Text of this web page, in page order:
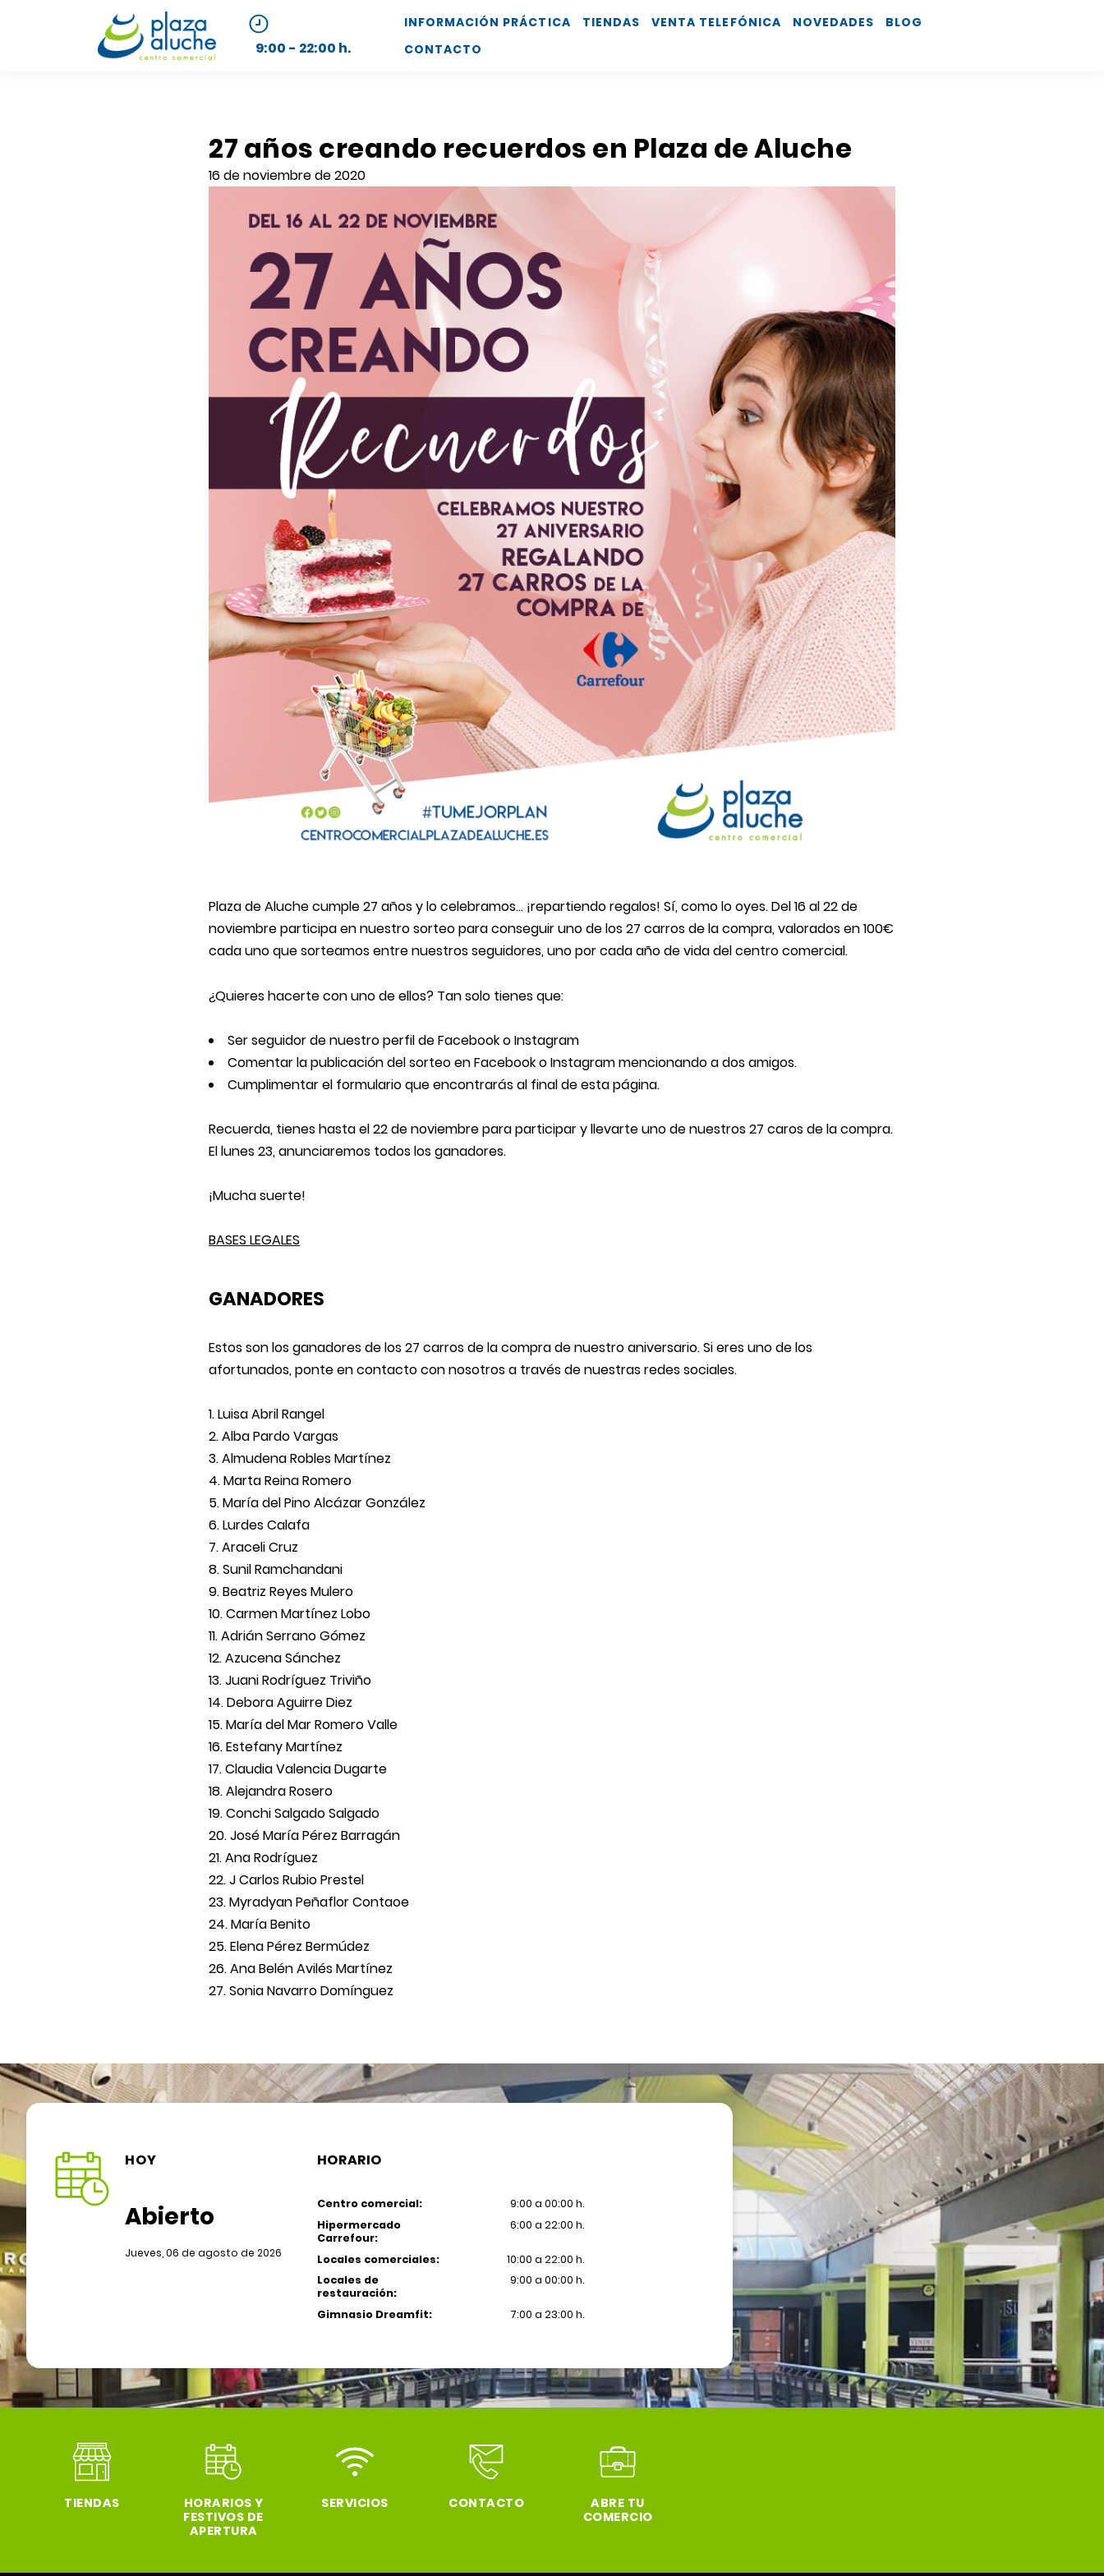
9:00 - 22:00 h.
INFORMACIÓN PRÁCTICA TIENDAS VENTA TELEFÓNICA NOVEDADES
BLOG
CONTACTO
27 años creando recuerdos en Plaza de Aluche
16 de noviembre de 2020
Plaza de Aluche cumple 27 años y lo celebramos… ¡repartiendo regalos! Sí, como lo oyes. Del 16 al 22 de
noviembre participa en nuestro sorteo para conseguir uno de los 27 carros de la compra, valorados en 100€
cada uno que sorteamos entre nuestros seguidores, uno por cada año de vida del centro comercial.
¿Quieres hacerte con uno de ellos? Tan solo tienes que:
Ser seguidor de nuestro perfil deFacebookoInstagram
Comentar la publicación del sorteo en Facebook o Instagram mencionando a dos amigos.
Cumplimentar el formulario que encontrarás al final de esta página.
Recuerda, tienes hasta el 22 de noviembre para participar y llevarte uno de nuestros 27 caros de la compra.
El lunes 23, anunciaremos todos los ganadores.
¡Mucha suerte!
BASES LEGALES
GANADORES
Estos son los ganadores de los 27 carros de la compra de nuestro aniversario. Si eres uno de los
afortunados, ponte en contacto con nosotros a través de nuestras redes sociales.
Luisa Abril Rangel
Alba Pardo Vargas
Almudena Robles Martínez
Marta Reina Romero
María del Pino Alcázar González
Lurdes Calafa
Araceli Cruz
Sunil Ramchandani
Beatriz Reyes Mulero
Carmen Martínez Lobo
Adrián Serrano Gómez
Azucena Sánchez
Juani Rodríguez Triviño
Debora Aguirre Diez
María del Mar Romero Valle
Estefany Martínez
Claudia Valencia Dugarte
Alejandra Rosero
Conchi Salgado Salgado
José María Pérez Barragán
Ana Rodríguez
J Carlos Rubio Prestel
Myradyan Peñaflor Contaoe
María Benito
Elena Pérez Bermúdez
Ana Belén Avilés Martínez
Sonia Navarro Domínguez
HOY
Abierto
Jueves, 06 de agosto de 2026
HORARIO
Centro comercial:
9:00 a 00:00 h.
Hipermercado
Carrefour:
6:00 a 22:00 h.
Locales comerciales:
10:00 a 22:00 h.
Locales de
restauración:
9:00 a 00:00 h.
Gimnasio Dreamfit: 7:00 a 23:00 h.
TIENDAS
HORARIOS Y
FESTIVOS DE
APERTURA
SERVICIOS CONTACTO
ABRE TU
COMERCIO